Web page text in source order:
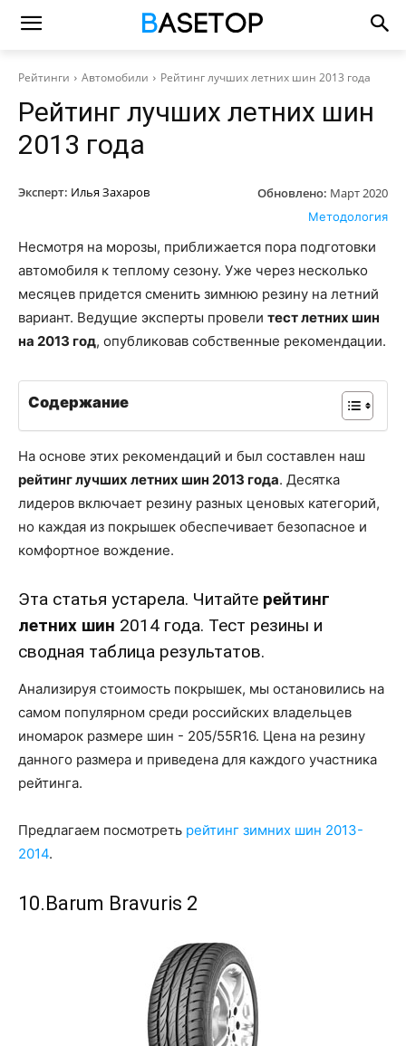
Рейтинги Автомобили Рейтинг лучших летних шин 2013 года
Рейтинг лучших летних шин
2013 года
Эксперт: Илья Захаров Обновлено: Март 2020
Методология
Несмотря на морозы, приближается пора подготовки
автомобиля к теплому сезону. Уже через несколько
месяцев придется сменить зимнюю резину на летний
вариант. Ведущие эксперты провели тест летних шин
на 2013 год, опубликовав собственные рекомендации.
Содержание
На основе этих рекомендаций и был составлен наш
рейтинг лучших летних шин 2013 года. Десятка
лидеров включает резину разных ценовых категорий,
но каждая из покрышек обеспечивает безопасное и
комфортное вождение.
Эта статья устарела. Читайте рейтинг
летних шин 2014 года. Тест резины и
сводная таблица результатов.
Анализируя стоимость покрышек, мы остановились на
самом популярном среди российских владельцев
иномарок размере шин - 205/55R16. Цена на резину
данного размера и приведена для каждого участника
рейтинга.
Предлагаем посмотреть рейтинг зимних шин 2013-
2014.
10.Barum Bravuris 2